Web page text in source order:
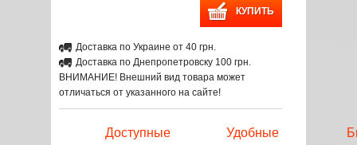
Доставка по Украине от 40 грн.
Доставка по Днепропетровску 100 грн.
ВНИМАНИЕ! Внешний вид товара может
отличаться от указанного на сайте!
Доступные
Удобные